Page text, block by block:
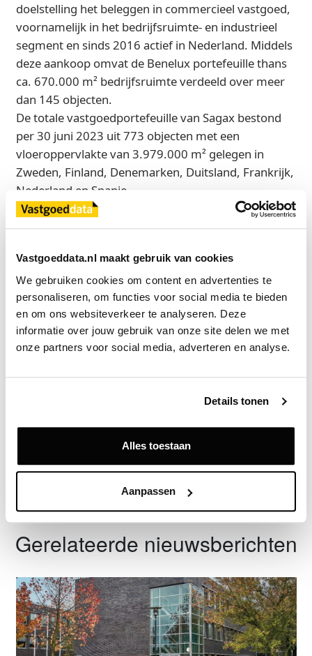
Vastgoeddata.nl maakt gebruik van cookies
We gebruiken cookies om content en advertenties te
personaliseren, om functies voor social media te bieden
en om ons websiteverkeer te analyseren. Deze
informatie over jouw gebruik van onze site delen we met
onze partners voor social media, adverteren en analyse.
Details tonen
Alles toestaan
Aanpassen
doelstelling het beleggen in commercieel vastgoed,
voornamelijk in het bedrijfsruimte- en industrieel
segment en sinds 2016 actief in Nederland. Middels
deze aankoop omvat de Benelux portefeuille thans
ca. 670.000 m² bedrijfsruimte verdeeld over meer
dan 145 objecten.
De totale vastgoedportefeuille van Sagax bestond
per 30 juni 2023 uit 773 objecten met een
vloeroppervlakte van 3.979.000 m² gelegen in
Zweden, Finland, Denemarken, Duitsland, Frankrijk,
Nederland en Spanje.
AB Sagax (publ) is beursgenoteerd aan de Nasdaq
Bron
Sagax Nederland
Deze informatie is alleen beschikbaar voor licentiehouders van
Vraag een demo aan
Gerelateerde nieuwsberichten